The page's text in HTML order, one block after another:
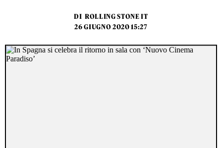
DI ROLLING STONE IT
26 GIUGNO 2020 15:27